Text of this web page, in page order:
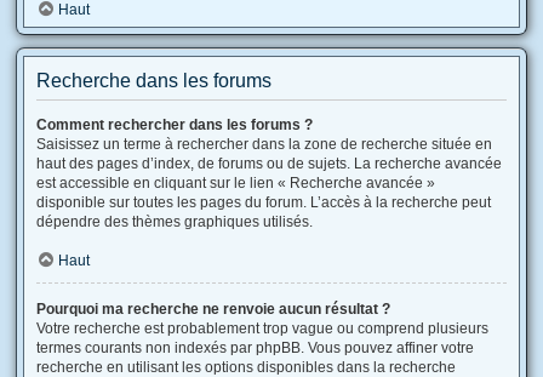
Haut
Recherche dans les forums
Comment rechercher dans les forums ?
Saisissez un terme à rechercher dans la zone de recherche située en
haut des pages d’index, de forums ou de sujets. La recherche avancée
est accessible en cliquant sur le lien « Recherche avancée »
disponible sur toutes les pages du forum. L’accès à la recherche peut
dépendre des thèmes graphiques utilisés.
Haut
Pourquoi ma recherche ne renvoie aucun résultat ?
Votre recherche est probablement trop vague ou comprend plusieurs
termes courants non indexés par phpBB. Vous pouvez affiner votre
recherche en utilisant les options disponibles dans la recherche